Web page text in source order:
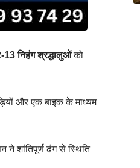
13 निहंग श्रद्धालुओंको
और एक बाइक के माध्यम
ने शांतिपूर्ण ढंग से स्थिति